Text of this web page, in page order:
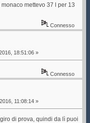
mettevo 37 l per 13
Connesso
18:51:06 »
Connesso
11:08:14 »
di prova, quindi da lì puoi